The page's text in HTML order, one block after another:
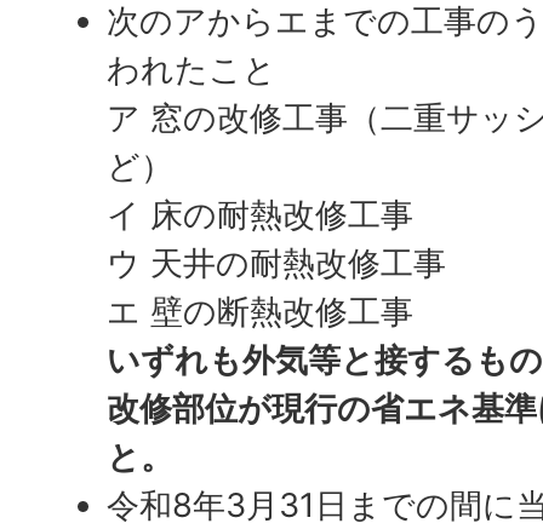
次のアからエまでの工事の
われたこと
ア 窓の改修工事（二重サッ
ど）
イ 床の耐熱改修工事
ウ 天井の耐熱改修工事
エ 壁の断熱改修工事
いずれも外気等と接するも
改修部位が現行の省エネ基
と。
令和8年3月31日までの間に